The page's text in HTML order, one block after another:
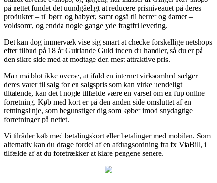
på nettet fundet det uundgåeligt at reducere prisniveauet på deres
produkter – til børn og babyer, samt også til herrer og damer –
voldsomt, og endda nogle gange yde fragtfri levering.
Det kan dog immervæk vise sig smart at checke forskellige netshops
efter tilbud på 18 år Guirlande Guld inden du handler, så du er på
den sikre side med at modtage den mest attraktive pris.
Man må blot ikke overse, at ifald en internet virksomhed sælger
deres varer til salg for en salgspris som kan virke uendeligt
tiltalende, kan det i nogle tilfælde være en varsel om en fup online
forretning. Køb med kort er på den anden side omsluttet af en
retningslinje, som begunstiger dig som køber imod snydagtige
forretninger på nettet.
Vi tilråder køb med betalingskort eller betalinger med mobilen. Som
alternativ kan du drage fordel af en afdragsordning fra fx ViaBill, i
tilfælde af at du foretrækker at klare pengene senere.